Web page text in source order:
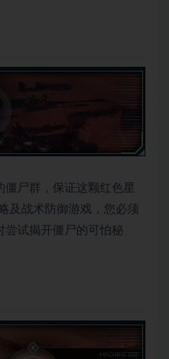
僵尸群，保证这颗红色星
及战术防御游戏，您必须
尝试揭开僵尸的可怕秘